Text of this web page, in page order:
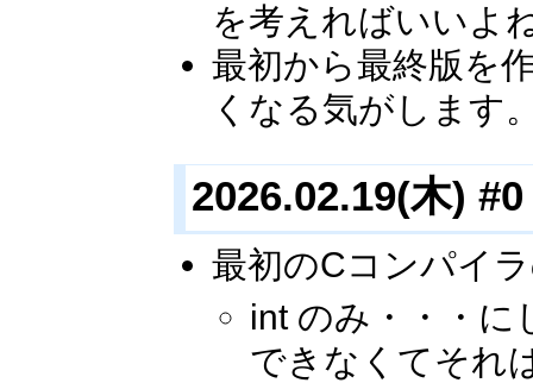
を考えればいいよ
最初から最終版を
くなる気がします
2026.02.19(木) #0
最初のCコンパイ
int のみ・・・に
できなくてそれ